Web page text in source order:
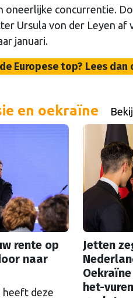
oneerlijke concurrentie.
Ursula von der Leyen af
januari.
Europese top? Lees dan
en oekraïne
rente op
naar
heeft deze
Jetten
het-